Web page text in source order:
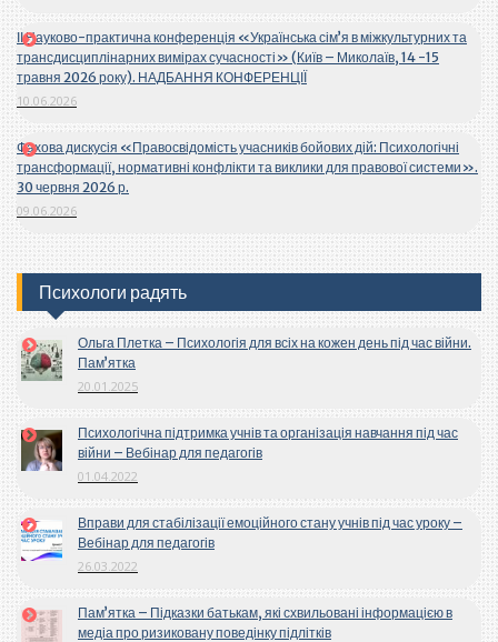
ІІ Науково-практична конференція «Українська сім’я в міжкультурних та
трансдисциплінарних вимірах сучасності» (Київ – Миколаїв, 14 -15
травня 2026 року). НАДБАННЯ КОНФЕРЕНЦІЇ
10.06.2026
Фахова дискусія «Правосвідомість учасників бойових дій: Психологічні
трансформації, нормативні конфлікти та виклики для правової системи».
30 червня 2026 р.
09.06.2026
Психологи радять
Ольга Плетка – Психологія для всіх на кожен день під час війни.
Пам’ятка
20.01.2025
Психологічна підтримка учнів та організація навчання під час
війни – Вебінар для педагогів
01.04.2022
Вправи для стабілізації емоційного стану учнів під час уроку –
Вебінар для педагогів
26.03.2022
Пам’ятка – Підказки батькам, які схвильовані інформацією в
медіа про ризиковану поведінку підлітків